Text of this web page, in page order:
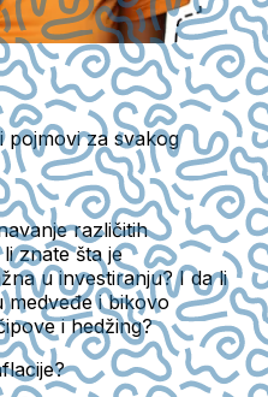
pojmovi za svakog
različitih
znate šta je
u investiranju? I da li
medveđe i bikovo
i hedžing?